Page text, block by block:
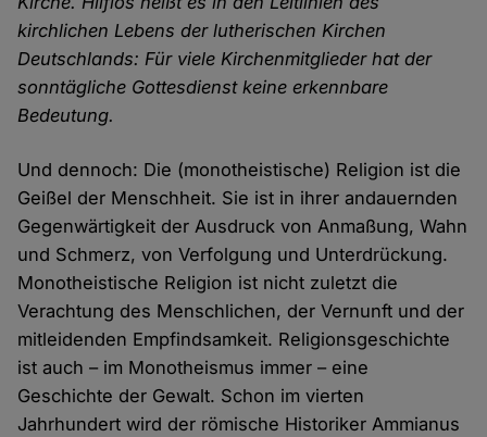
kirchlichen Lebens der lutherischen Kirchen
Deutschlands: Für viele Kirchenmitglieder hat der
sonntägliche Gottesdienst keine erkennbare
Bedeutung.
Und dennoch: Die (monotheistische) Religion ist die
Geißel der Menschheit. Sie ist in ihrer andauernden
Gegenwärtigkeit der Ausdruck von Anmaßung, Wahn
und Schmerz, von Verfolgung und Unterdrückung.
Monotheistische Religion ist nicht zuletzt die
Verachtung des Menschlichen, der Vernunft und der
mitleidenden Empfindsamkeit. Religionsgeschichte
ist auch – im Monotheismus immer – eine
Geschichte der Gewalt. Schon im vierten
Jahrhundert wird der römische Historiker Ammianus